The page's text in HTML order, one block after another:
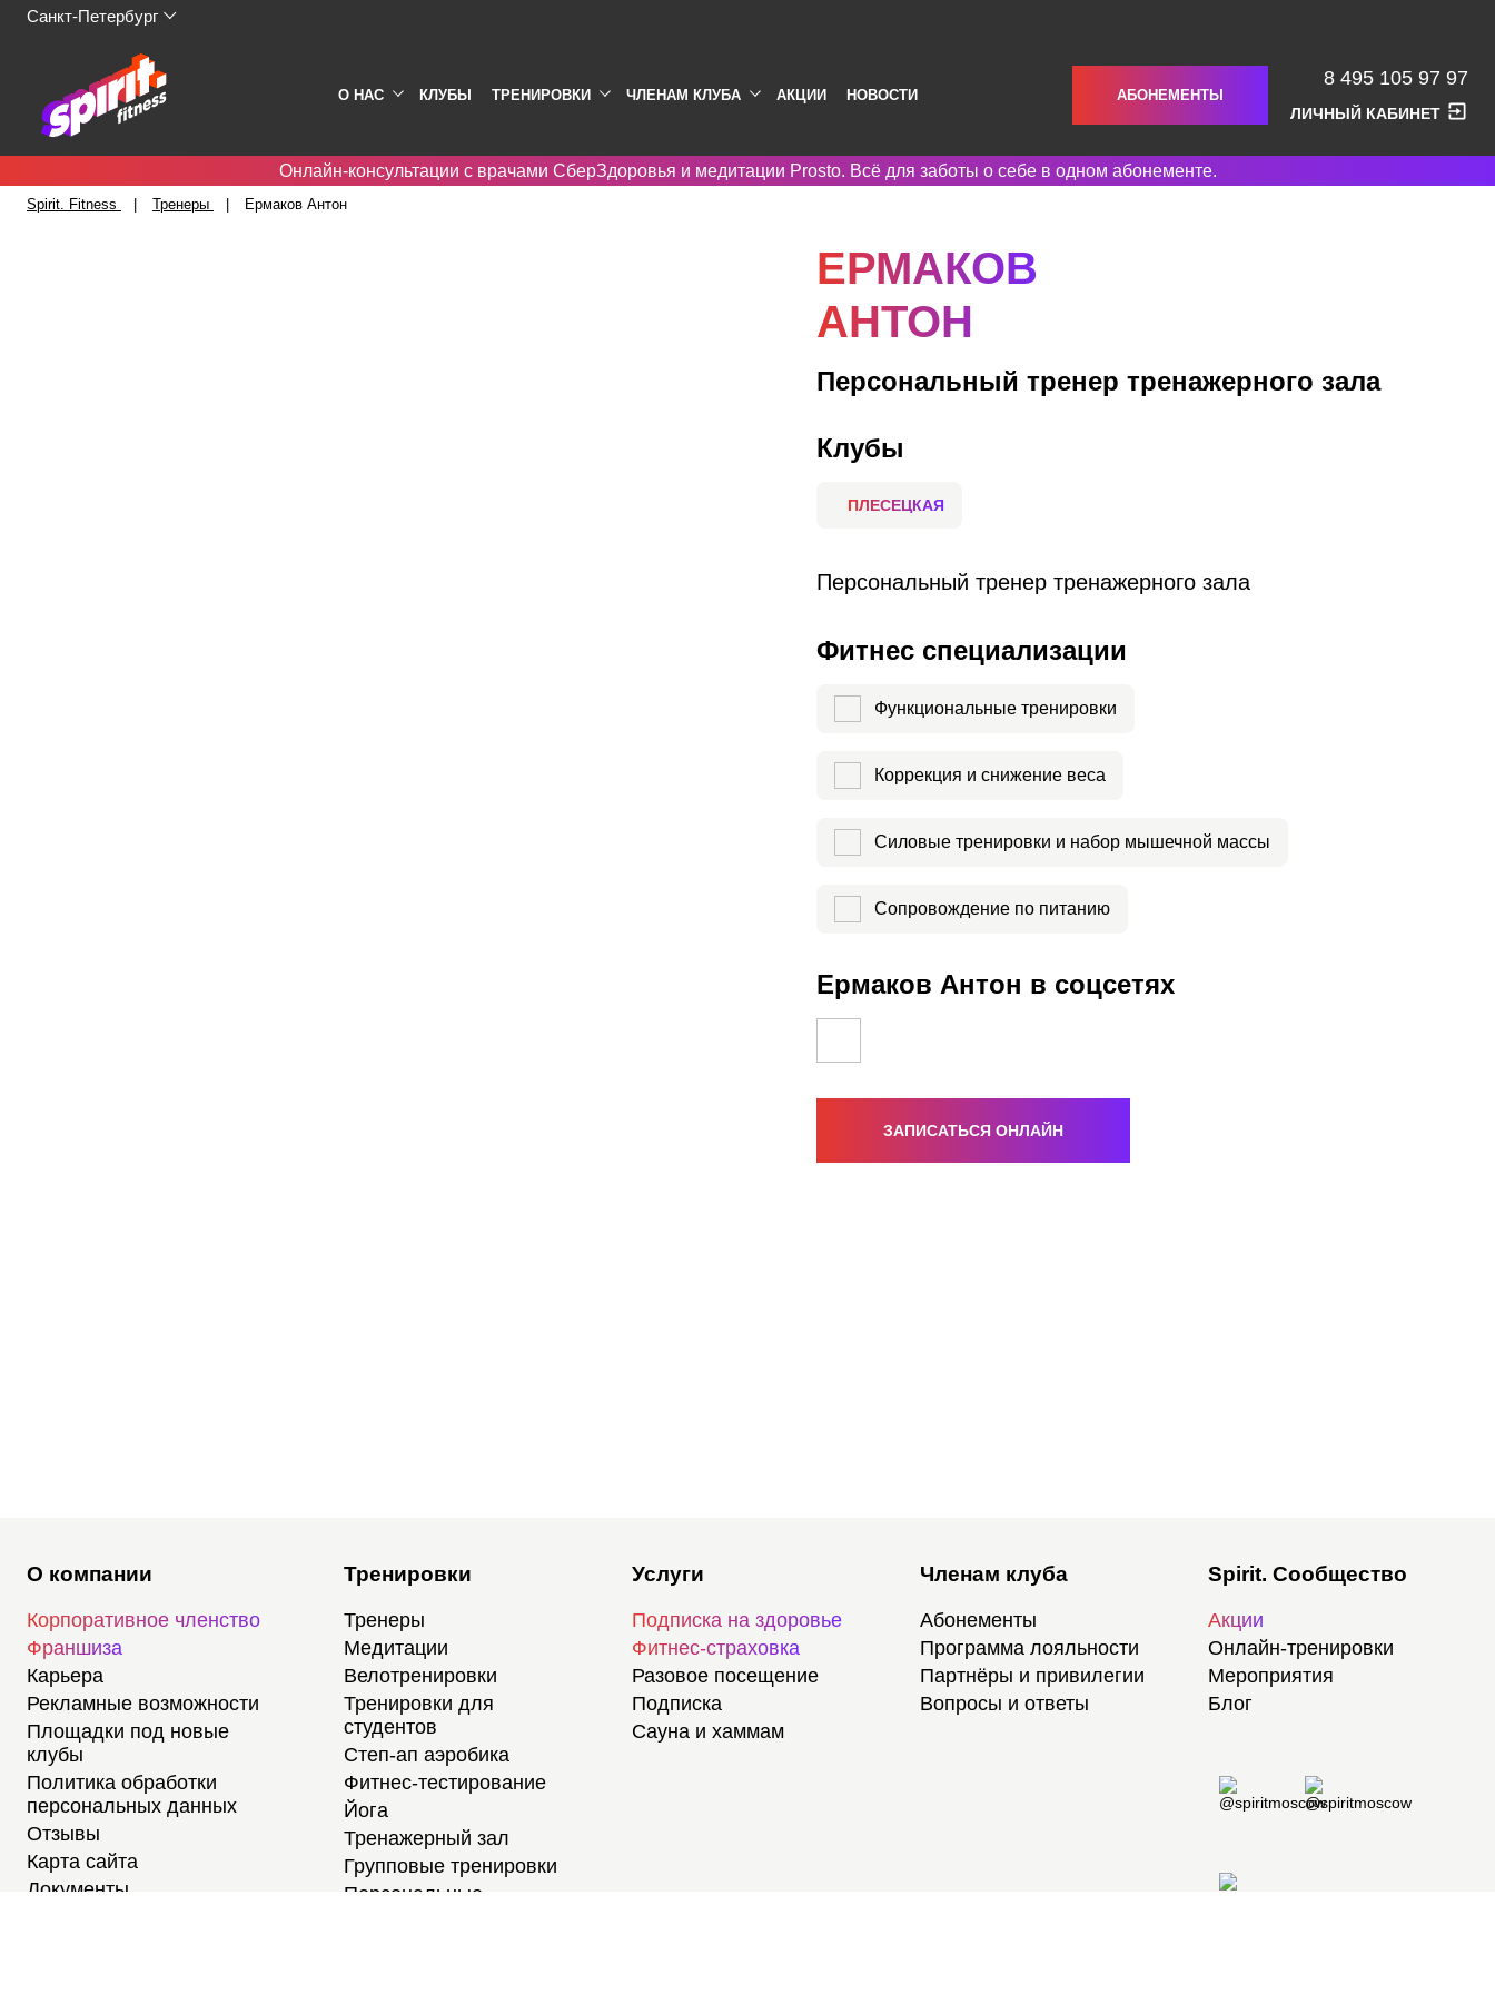
Санкт-Петербург
О НАС КЛУБЫ ТРЕНИРОВКИ ЧЛЕНАМ КЛУБА АКЦИИ НОВОСТИ АБОНЕМЕНТЫ
8 495 105 97 97
ЛИЧНЫЙ КАБИНЕТ
Онлайн-консультации с врачами СберЗдоровья и медитации Prosto. Всё для заботы о себе в одном абонементе.
Spirit. Fitness Тренеры Ермаков Антон
ЕРМАКОВ
АНТОН
Персональный тренер тренажерного зала
Клубы
ПЛЕСЕЦКАЯ
Персональный тренер тренажерного зала
Фитнес специализации
Функциональные тренировки
Коррекция и снижение веса
Силовые тренировки и набор мышечной массы
Сопровождение по питанию
Ермаков Антон в соцсетях
ЗАПИСАТЬСЯ ОНЛАЙН
О компании
Корпоративное членство
Франшиза
Карьера
Рекламные возможности
Площадки под новые
клубы
Политика обработки
персональных данных
Отзывы
Карта сайта
Документы
Тренировки
Тренеры
Медитации
Велотренировки
Тренировки для
студентов
Степ-ап аэробика
Фитнес-тестирование
Йога
Тренажерный зал
Групповые тренировки
Персональные
Услуги
Подписка на здоровье
Фитнес-страховка
Разовое посещение
Подписка
Сауна и хаммам
Членам клуба
Абонементы
Программа лояльности
Партнёры и привилегии
Вопросы и ответы
Spirit. Сообщество
Акции
Онлайн-тренировки
Мероприятия
Блог